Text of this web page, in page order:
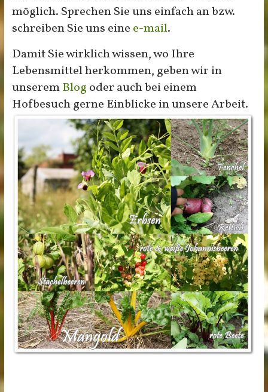
möglich. Sprechen Sie uns einfach an bzw.
schreiben Sie uns eine e-mail.
Damit Sie wirklich wissen, wo Ihre
Lebensmittel herkommen, geben wir in
unseremBlog oder auch bei einem
Hofbesuch gerne Einblicke in unsere Arbeit.